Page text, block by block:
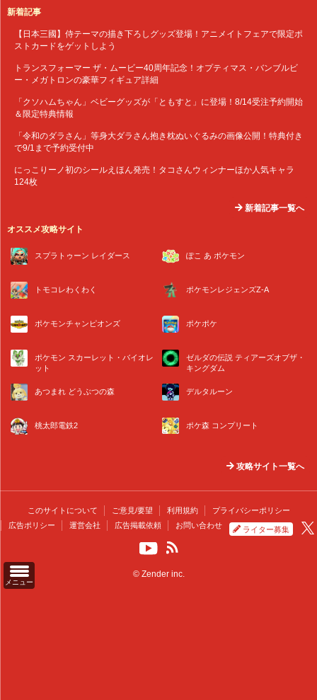
メニュー
新着記事
【日本三國】侍テーマの描き下ろしグッズ登場！アニメイトフェアで限定ポ
ストカードをゲットしよう
トランスフォーマー ザ・ムービー40周年記念！オプティマス・バンブルビ
ー・メガトロンの豪華フィギュア詳細
「クソハムちゃん」ベビーグッズが「ともすと」に登場！8/14受注予約開始
＆限定特典情報
「令和のダラさん」等身大ダラさん抱き枕ぬいぐるみの画像公開！特典付き
で9/1まで予約受付中
にっこりーノ初のシールえほん発売！タコさんウィンナーほか人気キャラ
124枚
新着記事一覧へ
オススメ攻略サイト
スプラトゥーン レイダース ぽこ あ ポケモン
トモコレわくわく ポケモンレジェンズZ-A
ポケモンチャンピオンズ ポケポケ
ポケモン スカーレット・バイオレ
ット
ゼルダの伝説 ティアーズオブザ・
キングダム
あつまれ どうぶつの森 デルタルーン
桃太郎電鉄2 ポケ森 コンプリート
攻略サイト一覧へ
このサイトについて ご意見/要望 利用規約
プライバシーポリシー
広告ポリシー
運営会社 広告掲載依頼 お問い合わせ ライター募集
© Zender inc.